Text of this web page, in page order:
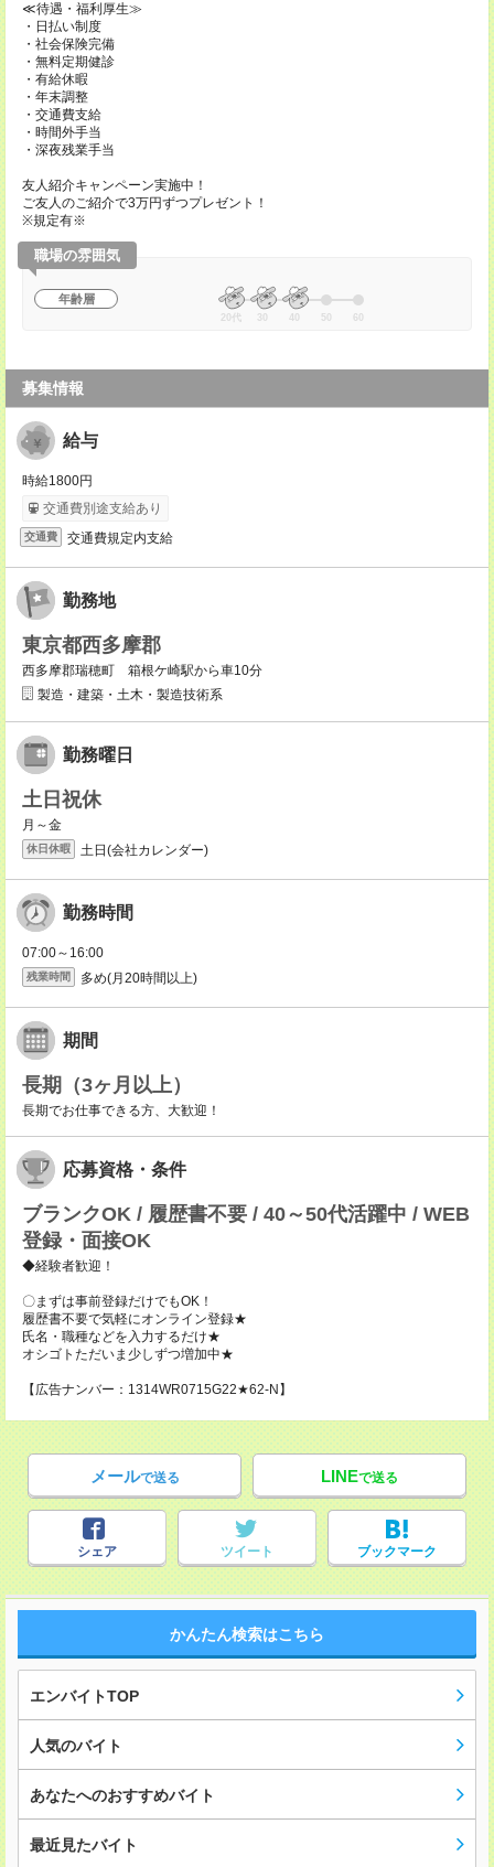
≪待遇・福利厚生≫
・日払い制度
・社会保険完備
・無料定期健診
・有給休暇
・年末調整
・交通費支給
・時間外手当
・深夜残業手当
友人紹介キャンペーン実施中！
ご友人のご紹介で3万円ずつプレゼント！
※規定有※
職場の雰囲気
年齢層
20代 30 40 50 60
募集情報
給与
時給1800円
交通費別途支給あり
交通費 交通費規定内支給
勤務地
東京都西多摩郡
西多摩郡瑞穂町 箱根ケ崎駅から車10分
製造・建築・土木・製造技術系
勤務曜日
土日祝休
月～金
休日休暇 土日(会社カレンダー)
勤務時間
07:00～16:00
残業時間 多め(月20時間以上)
期間
長期（3ヶ月以上）
長期でお仕事できる方、大歓迎！
応募資格・条件
ブランクOK / 履歴書不要 / 40～50代活躍中 / WEB
登録・面接OK
◆経験者歓迎！
〇まずは事前登録だけでもOK！
履歴書不要で気軽にオンライン登録★
氏名・職種などを入力するだけ★
オシゴトただいま少しずつ増加中★
【広告ナンバー：1314WR0715G22★62-N】
メールで送る LINEで送る
シェア ツイート ブックマーク
かんたん検索はこちら
エンバイトTOP
人気のバイト
あなたへのおすすめバイト
最近見たバイト